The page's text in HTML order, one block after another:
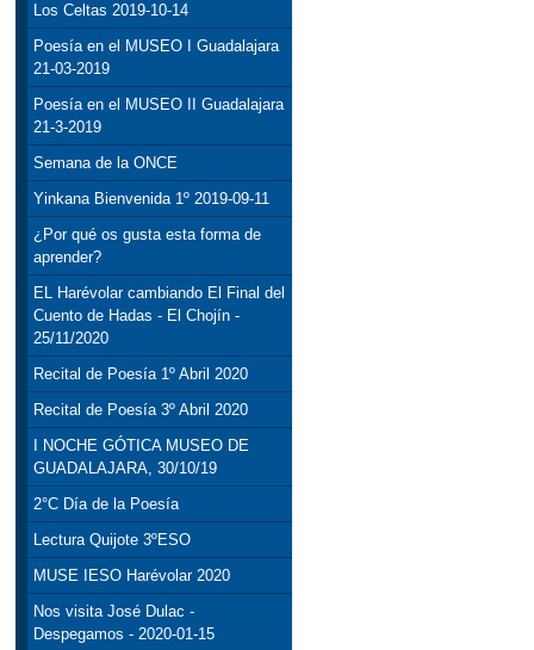
Los Celtas 2019-10-14
Poesía en el MUSEO I Guadalajara
21-03-2019
Poesía en el MUSEO II Guadalajara
21-3-2019
Semana de la ONCE
Yinkana Bienvenida 1º 2019-09-11
¿Por qué os gusta esta forma de
aprender?
EL Harévolar cambiando El Final del
Cuento de Hadas - El Chojín -
25/11/2020
Recital de Poesía 1º Abril 2020
Recital de Poesía 3º Abril 2020
I NOCHE GÓTICA MUSEO DE
GUADALAJARA, 30/10/19
2°C Día de la Poesía
Lectura Quijote 3ºESO
MUSE IESO Harévolar 2020
Nos visita José Dulac -
Despegamos - 2020-01-15